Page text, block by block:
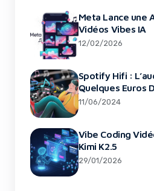
Meta Lance une
Vidéos Vibes IA
12/02/2026
Spotify Hifi :
Quelques Euros
11/06/2024
Vibe Coding
Kimi K2.5
29/01/2026